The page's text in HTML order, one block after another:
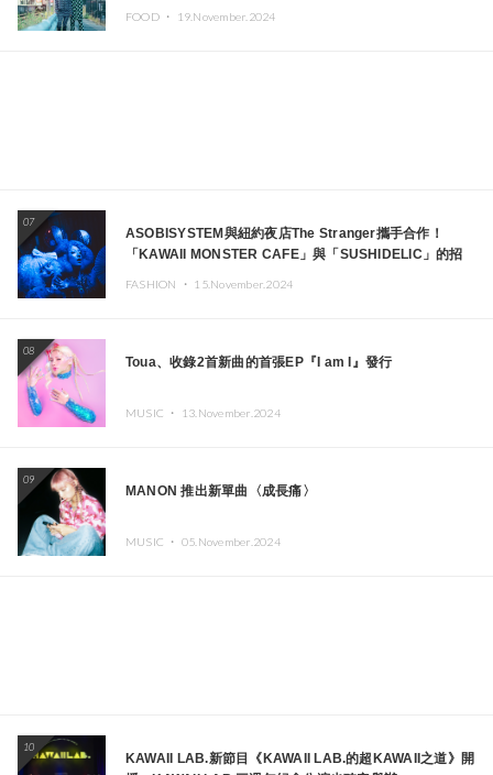
FOOD ・ 19.November.2024
07
ASOBISYSTEM與紐約夜店The Stranger攜手合作！
「KAWAII MONSTER CAFE」與「SUSHIDELIC」的招
FASHION ・ 15.November.2024
08
Toua、收錄2首新曲的首張EP『I am I』發行
MUSIC ・ 13.November.2024
09
MANON 推出新單曲〈成長痛〉
MUSIC ・ 05.November.2024
10
KAWAII LAB.新節目《KAWAII LAB.的超KAWAII之道》開